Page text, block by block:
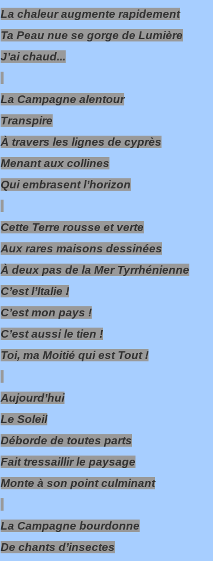
La chaleur augmente rapidement
Ta Peau nue se gorge de Lumière
J’ai chaud...
La Campagne alentour
Transpire
À travers les lignes de cyprès
Menant aux collines
Qui embrasent l’horizon
Cette Terre rousse et verte
Aux rares maisons dessinées
À deux pas de la Mer Tyrrhénienne
C’est l’Italie !
C’est mon pays !
C’est aussi le tien !
Toi, ma Moitié qui est Tout !
Aujourd’hui
Le Soleil
Déborde de toutes parts
Fait tressaillir le paysage
Monte à son point culminant
La Campagne bourdonne
De chants d’insectes